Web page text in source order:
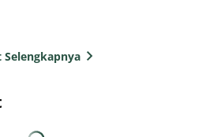
Selengkapnya